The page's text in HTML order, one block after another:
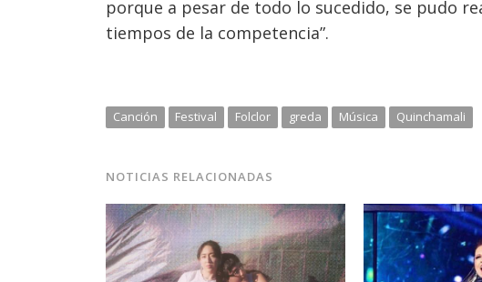
porque a pesar de todo lo sucedido, se pudo
tiempos de la competencia”.
Canción Festival Folclor greda Música Quinchamali
NOTICIAS RELACIONADAS